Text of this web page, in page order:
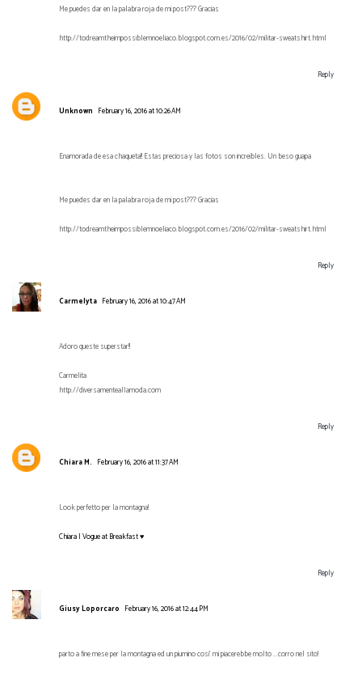
Me puedes dar en la palabra roja de mi post??? Gracias
http://todreamtheimpossiblemnoeliaco.blogspot.com.es/2016/02/militar-sweatshirt.html
Reply
Unknown February 16, 2016 at 10:26 AM
Enamorada de esa chaqueta!! Estas preciosa y las fotos son increibles. Un beso guapa
Me puedes dar en la palabra roja de mi post??? Gracias
http://todreamtheimpossiblemnoeliaco.blogspot.com.es/2016/02/militar-sweatshirt.html
Reply
Carmelyta February 16, 2016 at 10:47 AM
Adoro queste superstar!!
Carmelita
http://diversamenteallamoda.com
Reply
Chiara M. February 16, 2016 at 11:37 AM
Look perfetto per la montagna!
Chiara | Vogue at Breakfast ♥
Reply
Giusy Loporcaro February 16, 2016 at 12:44 PM
parto a fine mese per la montagna ed un piumino cosi' mi piacerebbe molto ...corro nel sito!